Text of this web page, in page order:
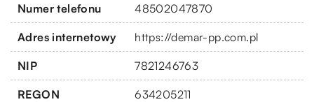
Numer telefonu 48502047870
Adres internetowy https://demar-pp.com.pl
NIP 7821246763
REGON 634205211